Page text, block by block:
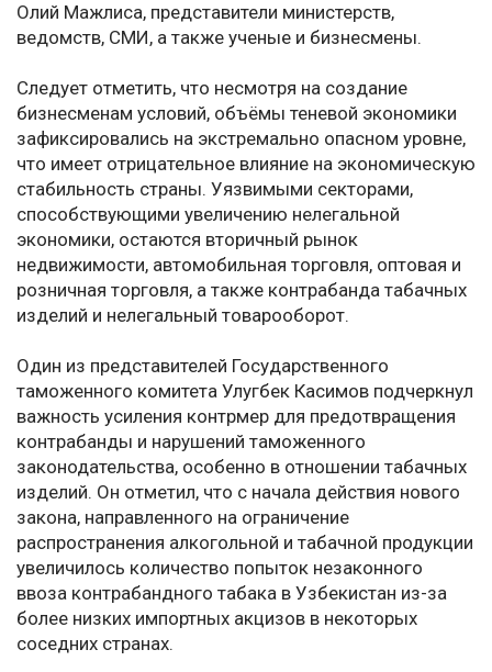
Олий Мажлиса, представители министерств,
ведомств, СМИ, а также ученые и бизнесмены.
Следует отметить, что несмотря на создание
бизнесменам условий, объёмы теневой экономики
зафиксировались на экстремально опасном уровне,
что имеет отрицательное влияние на экономическую
стабильность страны. Уязвимыми секторами,
способствующими увеличению нелегальной
экономики, остаются вторичный рынок
недвижимости, автомобильная торговля, оптовая и
розничная торговля, а также контрабанда табачных
изделий и нелегальный товарооборот.
Один из представителей Государственного
таможенного комитета Улугбек Касимов подчеркнул
важность усиления контрмер для предотвращения
контрабанды и нарушений таможенного
законодательства, особенно в отношении табачных
изделий. Он отметил, что с начала действия нового
закона, направленного на ограничение
распространения алкогольной и табачной продукции
увеличилось количество попыток незаконного
ввоза контрабандного табака в Узбекистан из-за
более низких импортных акцизов в некоторых
соседних странах.